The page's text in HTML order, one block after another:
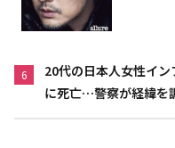
6
20代の日本人女性イ
に死亡…警察が経緯を